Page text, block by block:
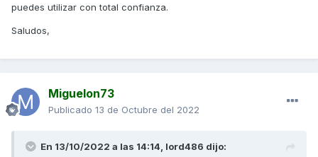
puedes utilizar con total confianza.
Saludos,
Miguelon73
Publicado 13 de Octubre del 2022
En 13/10/2022 a las 14:14, lord486 dijo: